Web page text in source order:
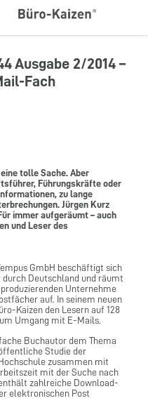
Ausgabe 2/2014 –
Fach
tolle Sache. Aber
Führungskräfte oder
zu lange
Jürgen Kurz
immer aufgeräumt – auch
und Leser des
GmbH beschäftigt sich
Deutschland und räumt
Unternehme
auf. In seinem neuen
Kaizen den Lesern auf 128
Umgang mit E-Mails.
Buchautor dem Thema
Studie der
zusammen mit
mit der Suche nach
zahlreiche Download-
elektronischen Post